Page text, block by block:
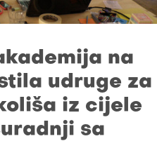
na
udruge za
iz cijele
sa